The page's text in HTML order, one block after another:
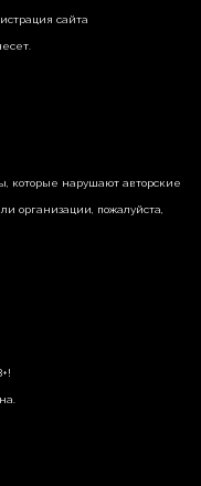
сайта
которые нарушают авторские
организации, пожалуйста,